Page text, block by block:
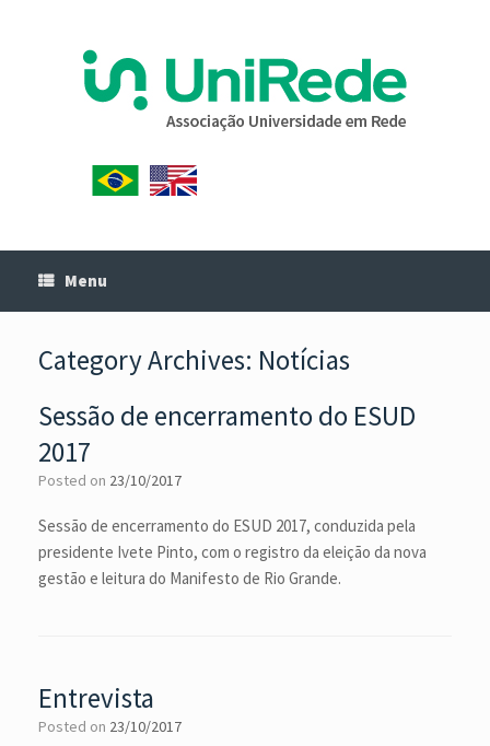
Menu
Category Archives: Notícias
Sessão de encerramento do ESUD
2017
Posted on 23/10/2017
Sessão de encerramento do ESUD 2017, conduzida pela
presidente Ivete Pinto, com o registro da eleição da nova
gestão e leitura do Manifesto de Rio Grande.
Entrevista
Posted on 23/10/2017